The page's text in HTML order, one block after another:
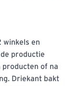
winkels en
productie
producten of na
Driekant bakt